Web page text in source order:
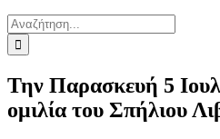
Αναζήτηση
για:
Την Παρασκευή 5
ομιλία του Σπήλιου